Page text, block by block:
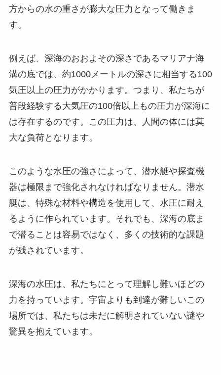
方からの水の重さが膨大な圧力となって働きま
す。
例えば、深海のおおよその深さであるマリアナ海
溝の底では、約1000メートルの深さに相当する100
気圧以上の圧力がかかります。つまり、私たちが
普段経験する大気圧の100倍以上もの圧力が深海に
は存在するのです。この圧力は、人間の体には莫
大な負荷となります。
このような水圧の強さによって、潜水艇や探査機
器は極限まで強化されなければなりません。潜水
艇は、特殊な材料や構造を使用して、水圧に耐え
るように作られています。それでも、深海の底ま
で潜ることは容易ではなく、多くの技術的な課題
が残されています。
深海の水圧は、私たちにとって理解し難いほどの
力を持っています。宇宙よりも到達が難しいこの
場所では、私たちは未だに解明されていない謎や
驚異を抱えています。